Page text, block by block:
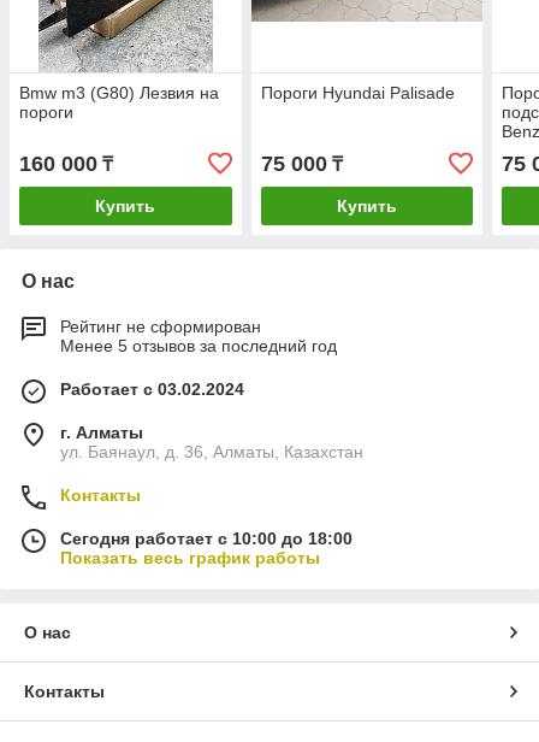
Bmw m3 (G80) Лезвия на
пороги
160 000 ₸
Купить
Пороги Hyundai Palisade
75 000₸
Купить
75
О нас
Рейтинг не сформирован
Менее 5 отзывов за последний год
Работает с 03.02.2024
г. Алматы
ул. Баянаул, д. 36, Алматы, Казахстан
Контакты
Сегодня работает с 10:00 до 18:00
Показать весь график работы
О нас
Контакты